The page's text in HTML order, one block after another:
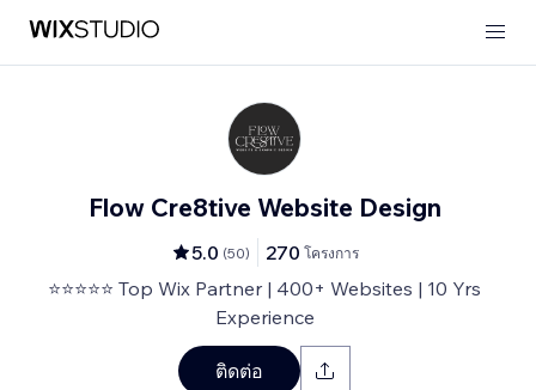
Flow Cre8tive Website Design
5.0 (50) 270 โครงการ
⭐⭐⭐⭐⭐ Top Wix Partner | 400+ Websites | 10 Yrs
Experience
ติดต่อ